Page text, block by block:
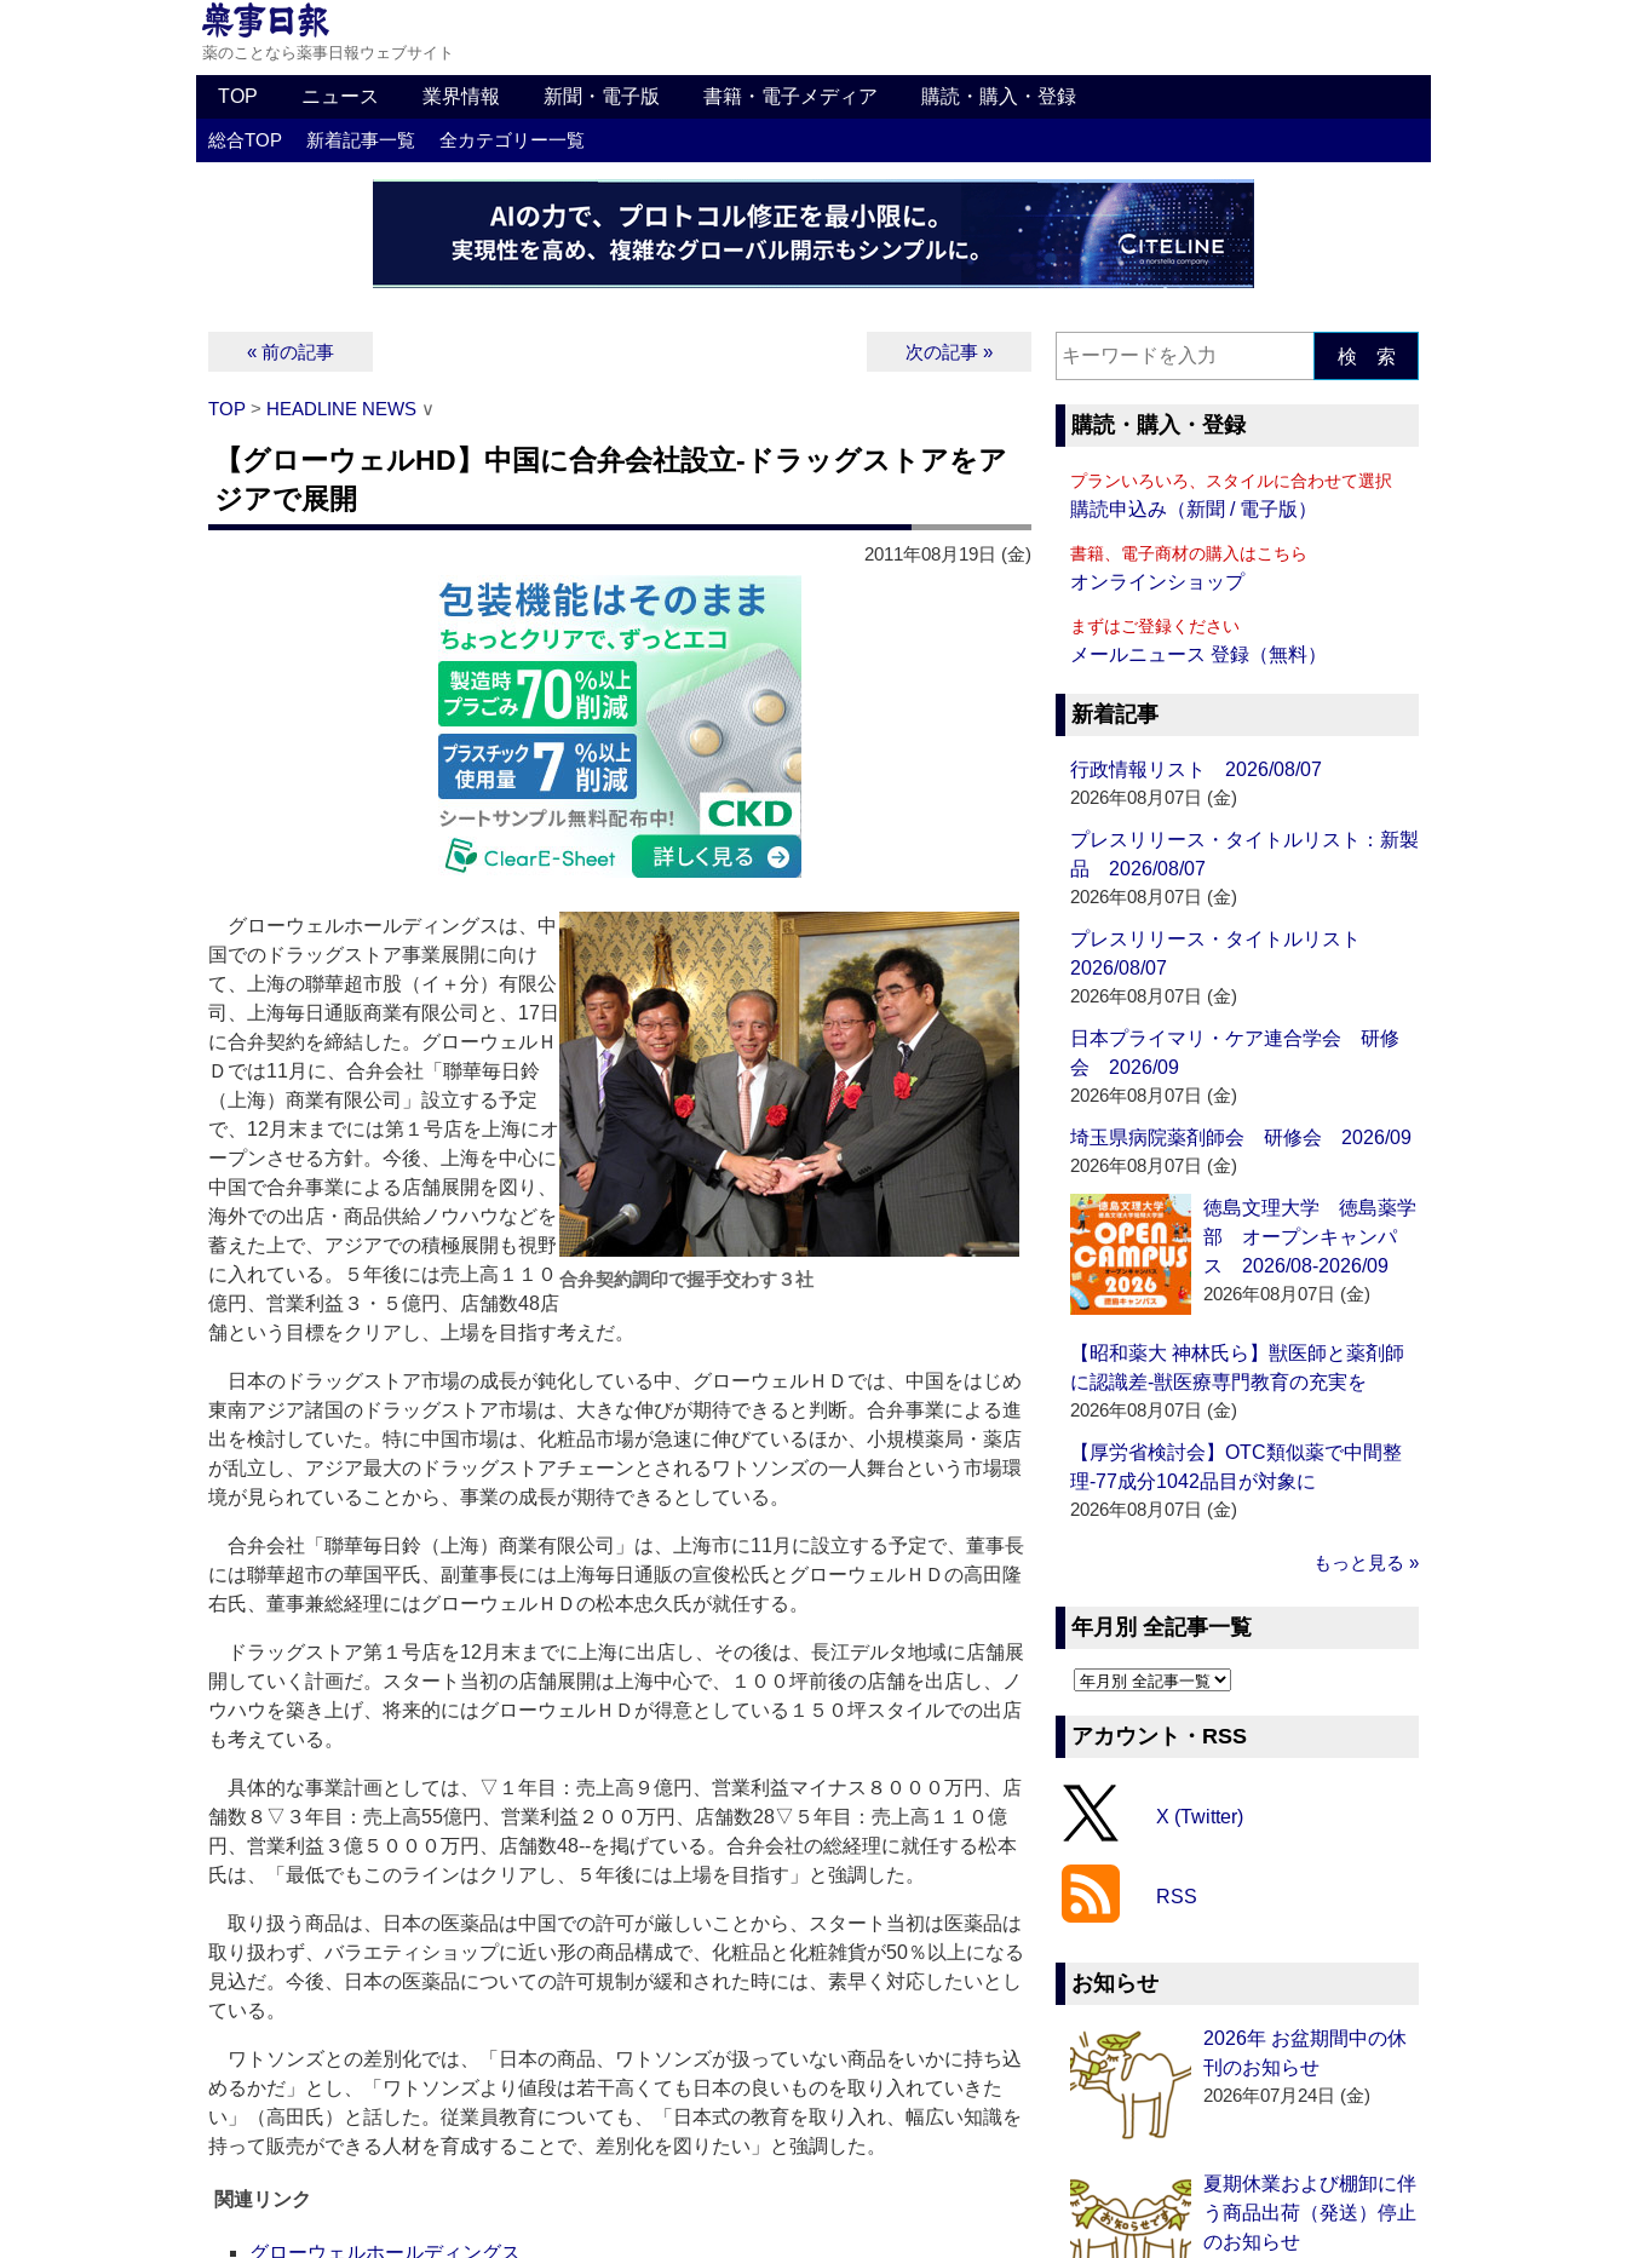
薬のことなら薬事日報ウェブサイト
TOP ニュース 業界情報 新聞・電子版 書籍・電子メディア 購読・購入・登録
総合TOP 新着記事一覧 全カテゴリー一覧
« 前の記事 次の記事 »
TOP > HEADLINE NEWS ∨
【グローウェルHD】中国に合弁会社設立‐ドラッグストアをア
ジアで展開
2011年08月19日 (金)
合弁契約調印で握手交わす３社
グローウェルホールディングスは、中
国でのドラッグストア事業展開に向け
て、上海の聯華超市股（イ＋分）有限公
司、上海毎日通販商業有限公司と、17日
に合弁契約を締結した。グローウェルＨ
Ｄでは11月に、合弁会社「聯華毎日鈴
（上海）商業有限公司」設立する予定
で、12月末までには第１号店を上海にオ
ープンさせる方針。今後、上海を中心に
中国で合弁事業による店舗展開を図り、
海外での出店・商品供給ノウハウなどを
蓄えた上で、アジアでの積極展開も視野
に入れている。５年後には売上高１１０
億円、営業利益３・５億円、店舗数48店
舗という目標をクリアし、上場を目指す考えだ。
日本のドラッグストア市場の成長が鈍化している中、グローウェルＨＤでは、中国をはじめ
東南アジア諸国のドラッグストア市場は、大きな伸びが期待できると判断。合弁事業による進
出を検討していた。特に中国市場は、化粧品市場が急速に伸びているほか、小規模薬局・薬店
が乱立し、アジア最大のドラッグストアチェーンとされるワトソンズの一人舞台という市場環
境が見られていることから、事業の成長が期待できるとしている。
合弁会社「聯華毎日鈴（上海）商業有限公司」は、上海市に11月に設立する予定で、董事長
には聯華超市の華国平氏、副董事長には上海毎日通販の宣俊松氏とグローウェルＨＤの高田隆
右氏、董事兼総経理にはグローウェルＨＤの松本忠久氏が就任する。
ドラッグストア第１号店を12月末までに上海に出店し、その後は、長江デルタ地域に店舗展
開していく計画だ。スタート当初の店舗展開は上海中心で、１００坪前後の店舗を出店し、ノ
ウハウを築き上げ、将来的にはグローウェルＨＤが得意としている１５０坪スタイルでの出店
も考えている。
具体的な事業計画としては、▽１年目：売上高９億円、営業利益マイナス８０００万円、店
舗数８▽３年目：売上高55億円、営業利益２００万円、店舗数28▽５年目：売上高１１０億
円、営業利益３億５０００万円、店舗数48‐‐を掲げている。合弁会社の総経理に就任する松本
氏は、「最低でもこのラインはクリアし、５年後には上場を目指す」と強調した。
取り扱う商品は、日本の医薬品は中国での許可が厳しいことから、スタート当初は医薬品は
取り扱わず、バラエティショップに近い形の商品構成で、化粧品と化粧雑貨が50％以上になる
見込だ。今後、日本の医薬品についての許可規制が緩和された時には、素早く対応したいとし
ている。
ワトソンズとの差別化では、「日本の商品、ワトソンズが扱っていない商品をいかに持ち込
めるかだ」とし、「ワトソンズより値段は若干高くても日本の良いものを取り入れていきた
い」（高田氏）と話した。従業員教育についても、「日本式の教育を取り入れ、幅広い知識を
持って販売ができる人材を育成することで、差別化を図りたい」と強調した。
関連リンク
グローウェルホールディングス
検 索
購読・購入・登録
プランいろいろ、スタイルに合わせて選択
購読申込み（新聞 / 電子版）
書籍、電子商材の購入はこちら
オンラインショップ
まずはご登録ください
メールニュース 登録（無料）
新着記事
行政情報リスト 2026/08/07
2026年08月07日 (金)
プレスリリース・タイトルリスト：新製
品 2026/08/07
2026年08月07日 (金)
プレスリリース・タイトルリスト
2026/08/07
2026年08月07日 (金)
日本プライマリ・ケア連合学会 研修
会 2026/09
2026年08月07日 (金)
埼玉県病院薬剤師会 研修会 2026/09
2026年08月07日 (金)
徳島文理大学 徳島薬学
部 オープンキャンパ
ス 2026/08-2026/09
2026年08月07日 (金)
【昭和薬大 神林氏ら】獣医師と薬剤師
に認識差‐獣医療専門教育の充実を
2026年08月07日 (金)
【厚労省検討会】OTC類似薬で中間整
理‐77成分1042品目が対象に
2026年08月07日 (金)
もっと見る »
年月別 全記事一覧
アカウント・RSS
X (Twitter)
RSS
お知らせ
2026年 お盆期間中の休
刊のお知らせ
2026年07月24日 (金)
夏期休業および棚卸に伴
う商品出荷（発送）停止
のお知らせ